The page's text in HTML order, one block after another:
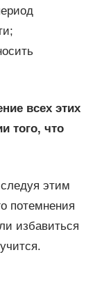
всех этих
того, что
этим
потемнения
избавиться